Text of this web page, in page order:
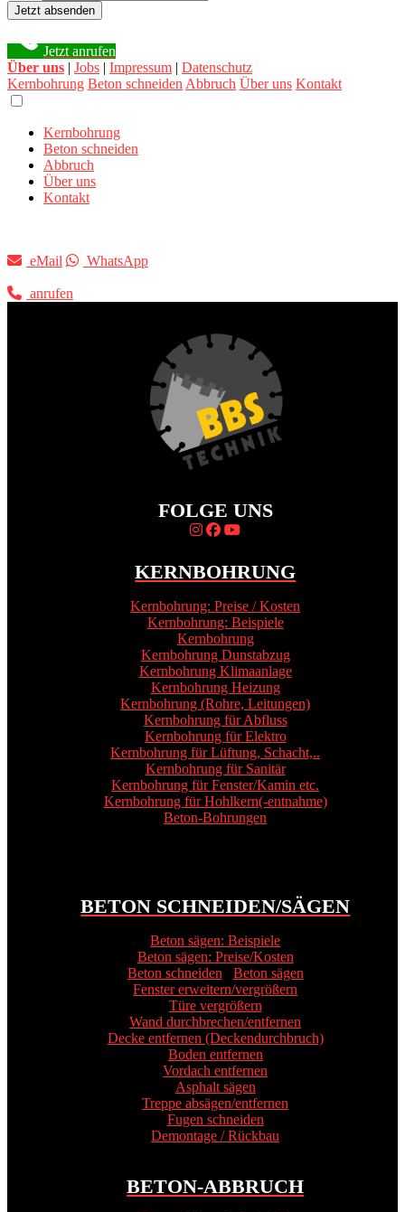
Jetzt absenden
Jetzt anrufen
Über uns | Jobs | Impressum | Datenschutz
Kernbohrung Beton schneiden Abbruch Über uns Kontakt
Kernbohrung
Beton schneiden
Abbruch
Über uns
Kontakt
eMail WhatsApp
anrufen
FOLGE UNS
KERNBOHRUNG
Kernbohrung: Preise / Kosten
Kernbohrung: Beispiele
Kernbohrung
Kernbohrung Dunstabzug
Kernbohrung Klimaanlage
Kernbohrung Heizung
Kernbohrung (Rohre, Leitungen)
Kernbohrung für Abfluss
Kernbohrung für Elektro
Kernbohrung für Lüftung, Schacht,..
Kernbohrung für Sanitär
Kernbohrung für Fenster/Kamin etc.
Kernbohrung für Hohlkern(-entnahme)
Beton-Bohrungen
BETON SCHNEIDEN/SÄGEN
Beton sägen: Beispiele
Beton sägen: Preise/Kosten
Beton schneiden/ Beton sägen
Fenster erweitern/vergrößern
Türe vergrößern
Wand durchbrechen/entfernen
Decke entfernen (Deckendurchbruch)
Boden entfernen
Vordach entfernen
Asphalt sägen
Treppe absägen/entfernen
Fugen schneiden
Demontage / Rückbau
BETON-ABBRUCH